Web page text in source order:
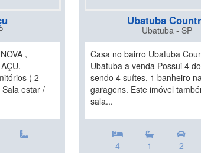
,
( 2
estar /
-
Ubatuba
Ubatuba - SP
Casa no bairro Ubatuba
Ubatuba a venda Possui 4
sendo 4 suítes, 1 banheiro
garagens. Este imóvel
sala...
4 1 2